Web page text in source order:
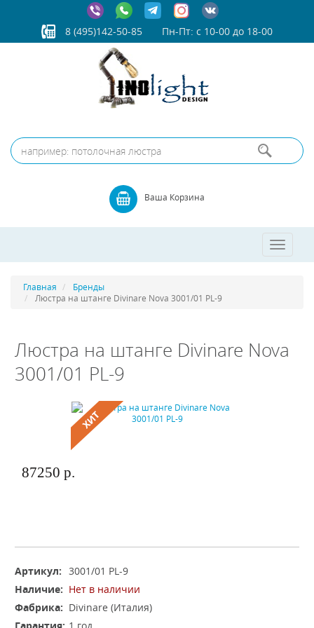
8 (495)142-50-85 Пн-Пт: с 10-00 до 18-00
Ваша Корзина
Toggle
Главная
Бренды
Люстра на штанге Divinare Nova 3001/01 PL-9
Люстра на штанге Divinare Nova
3001/01 PL-9
87250 р.
Артикул: 3001/01 PL-9
Наличие: Нет в наличии
Фабрика: Divinare (Италия)